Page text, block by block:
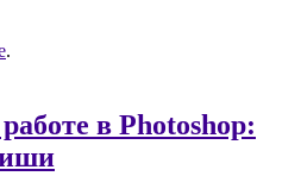
.
в Photoshop: